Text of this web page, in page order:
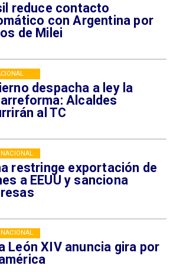
reduce contacto
con Argentina por
de Milei
despacha a ley la
Alcaldes
al TC
restringe exportación de
a EEUU y sanciona
León XIV anuncia gira por